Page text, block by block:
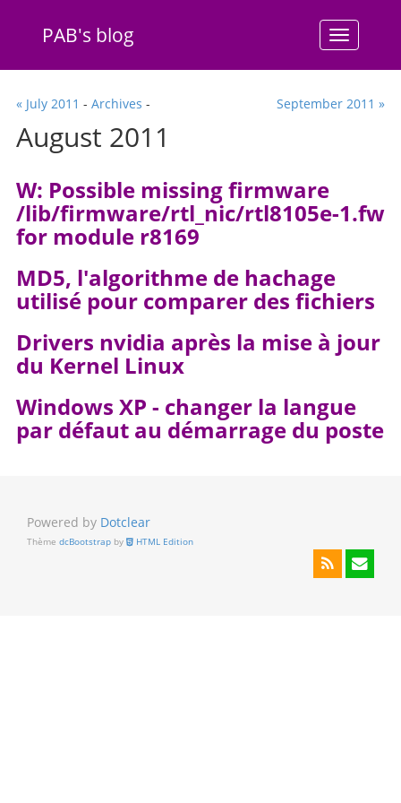
Menu
PAB's blog
« July 2011 - Archives - September 2011 »
August 2011
W: Possible missing firmware
/lib/firmware/rtl_nic/rtl8105e-1.fw
for module r8169
MD5, l'algorithme de hachage
utilisé pour comparer des fichiers
Drivers nvidia après la mise à jour
du Kernel Linux
Windows XP - changer la langue
par défaut au démarrage du poste
Powered by Dotclear
Thème dcBootstrap by HTML Edition